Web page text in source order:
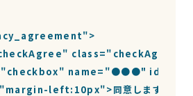
class="checkAgree">
name="●●●"
left:10px">同意します</